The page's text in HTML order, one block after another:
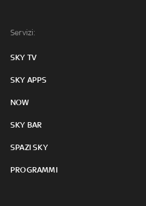
Servizi:
SKY TV
SKY APPS
NOW
SKY BAR
SPAZI SKY
PROGRAMMI